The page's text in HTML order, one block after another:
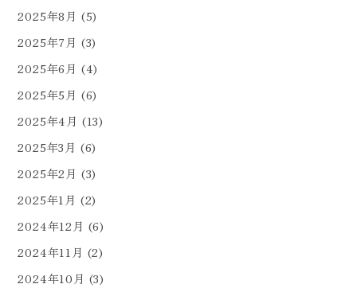
2025年8月 (5)
2025年7月 (3)
2025年6月 (4)
2025年5月 (6)
2025年4月 (13)
2025年3月 (6)
2025年2月 (3)
2025年1月 (2)
2024年12月 (6)
2024年11月 (2)
2024年10月 (3)